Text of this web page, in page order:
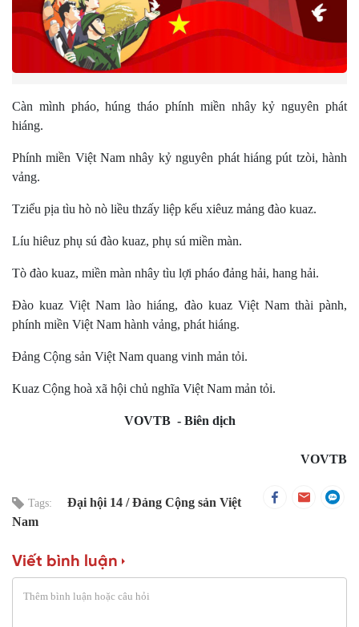
Càn mình pháo, húng tháo phính miền nhây kỷ nguyên phát
hiáng.
Phính miền Việt Nam nhây kỷ nguyên phát hiáng pút tzòi, hành
vảng.
Tziểu pịa tìu hò nò liều thzấy liệp kếu xiêuz mảng đào kuaz.
Líu hiêuz phụ sú đào kuaz, phụ sú miền màn.
Tò đào kuaz, miền màn nhây tìu lợi pháo đảng hải, hang hải.
Đào kuaz Việt Nam lào hiáng, đào kuaz Việt Nam thài pành,
phính miền Việt Nam hành vảng, phát hiáng.
Đảng Cộng sản Việt Nam quang vinh mản tỏi.
Kuaz Cộng hoà xã hội chủ nghĩa Việt Nam mản tỏi.
VOVTB - Biên dịch
VOVTB
Tags: Đại hội 14
Đảng Cộng sản Việt
Nam
Viết bình luận